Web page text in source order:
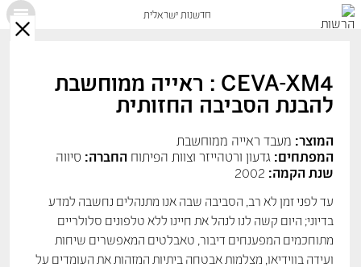
חדשנות ישראלית
CEVA-XM4 : ראייה ממוחשבת
להבנת הסביבה החזותית
המוצר: מעבד ראייה ממוחשבת
המפתחים: גדעון ורטהייזר וצוות הפיתוח החברה: סיווה
שנת הקמה: 2002
עד לפני זמן לא רב, הסביבה שבה אנו מתנהלים נחשבה למדע
בדיוני; היום קשה לנו לנהל את חיינו ללא טלפונים סלולריים
מתוחכמים המפענחים דיבור, טאבלטים המאפשרים שיחות
ועידה בווידיאו, מצלמות אבטחה ביתיות המזהות את העומדים על
X